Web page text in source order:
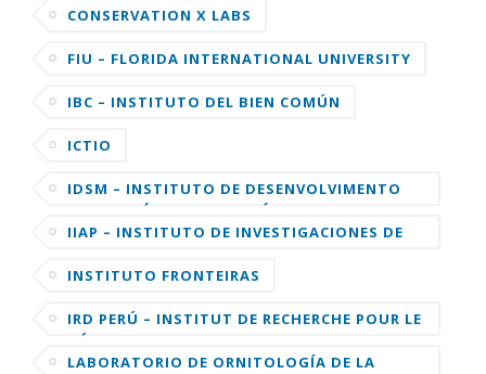
CONSERVATION X LABS
FIU – FLORIDA INTERNATIONAL UNIVERSITY
IBC – INSTITUTO DEL BIEN COMÚN
ICTIO
IDSM – INSTITUTO DE DESENVOLVIMENTO
SUSTENTÁVEL MAMIRAUÁ
IIAP – INSTITUTO DE INVESTIGACIONES DE
INSTITUTO FRONTEIRAS
IRD PERÚ – INSTITUT DE RECHERCHE POUR LE
DÉVELOPPEMENT
LABORATORIO DE ORNITOLOGÍA DE LA